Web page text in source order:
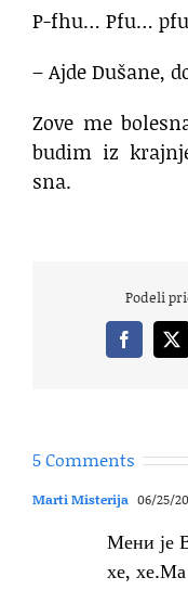
P-fhu… Pfu…
– Ajde Dušane,
Zove me
budim iz
sna.
Podeli
Facebook
X
5 Comments
Marti Misterija 06/25/
Мени је
хе, хе.Ма